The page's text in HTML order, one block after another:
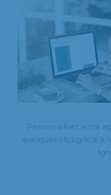
Personnalisez votre
quelques clics grâce à